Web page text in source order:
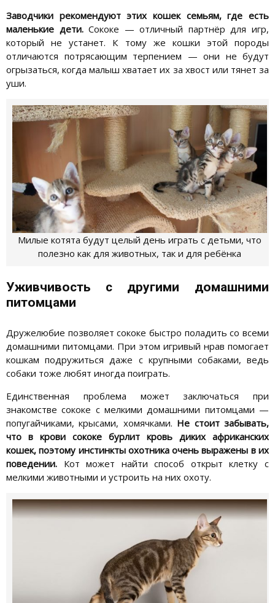
Заводчики рекомендуют этих кошек семьям, где есть
маленькие дети.Сококе — отличный партнёр для игр,
который не устанет. К тому же кошки этой породы
отличаются потрясающим терпением — они не будут
огрызаться, когда малыш хватает их за хвост или тянет за
уши.
Милые котята будут целый день играть с детьми, что
полезно как для животных, так и для ребёнка
Уживчивость с другими домашними
питомцами
Дружелюбие позволяет сококе быстро поладить со всеми
домашними питомцами. При этом игривый нрав помогает
кошкам подружиться даже с крупными собаками, ведь
собаки тоже любят иногда поиграть.
Единственная проблема может заключаться при
знакомстве сококе с мелкими домашними питомцами —
попугайчиками, крысами, хомячками. Не стоит забывать,
что в крови сококе бурлит кровь диких африканских
кошек, поэтому инстинкты охотника очень выражены в их
поведении. Кот может найти способ открыт клетку с
мелкими животными и устроить на них охоту.